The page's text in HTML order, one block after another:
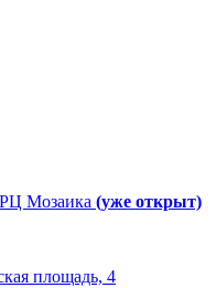
Мозаика (уже открыт)
площадь, 4